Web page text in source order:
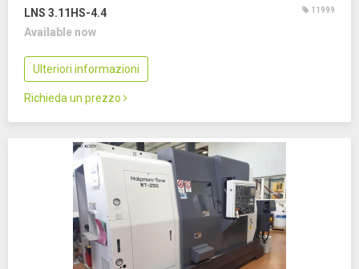
LNS 3.11HS-4.4 11999
Available now
Ulteriori informazioni
Richieda un prezzo